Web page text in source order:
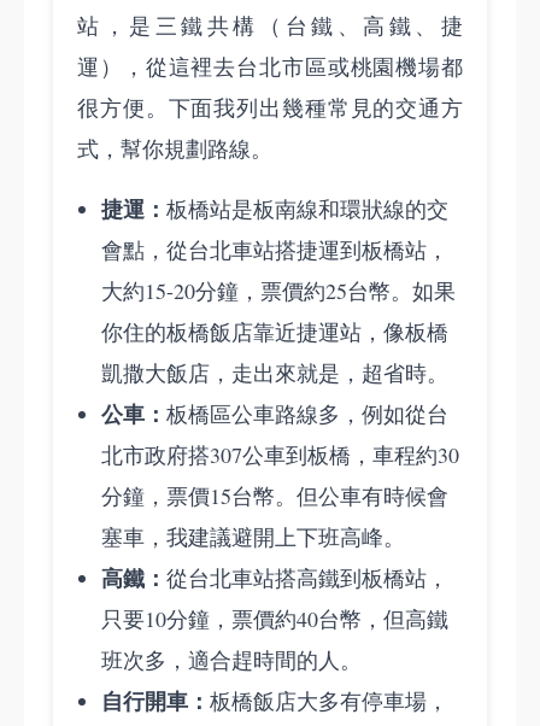
站，是三鐵共構（台鐵、高鐵、捷
運），從這裡去台北市區或桃園機場都
很方便。下面我列出幾種常見的交通方
式，幫你規劃路線。
捷運： 板橋站是板南線和環狀線的交
會點，從台北車站搭捷運到板橋站，
大約15-20分鐘，票價約25台幣。如果
你住的板橋飯店靠近捷運站，像板橋
凱撒大飯店，走出來就是，超省時。
公車： 板橋區公車路線多，例如從台
北市政府搭307公車到板橋，車程約30
分鐘，票價15台幣。但公車有時候會
塞車，我建議避開上下班高峰。
高鐵： 從台北車站搭高鐵到板橋站，
只要10分鐘，票價約40台幣，但高鐵
班次多，適合趕時間的人。
自行開車： 板橋飯店大多有停車場，